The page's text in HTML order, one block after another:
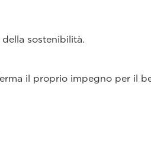
sostenibilità.
il proprio impegno per il